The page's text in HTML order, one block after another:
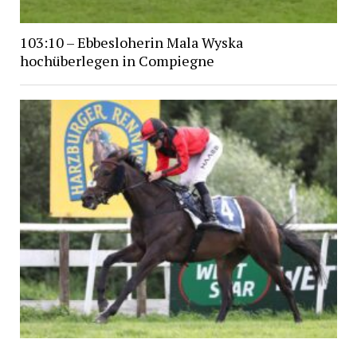
103:10 – Ebbesloherin Mala Wyska
hochüberlegen in Compiegne